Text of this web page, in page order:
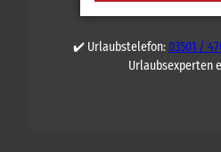
✔️ Urlaubstelefon:03501 /
Urlaubsexperten